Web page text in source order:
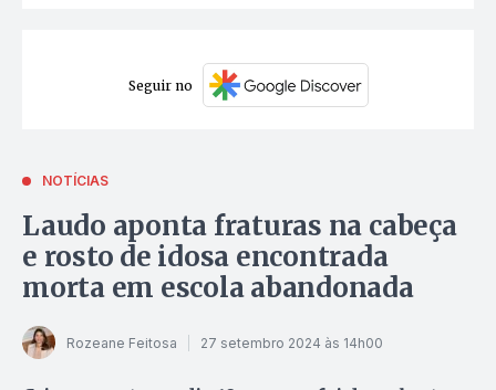
Seguir no
NOTÍCIAS
Laudo aponta fraturas na cabeça
e rosto de idosa encontrada
morta em escola abandonada
Rozeane Feitosa 27 setembro 2024 às 14h00